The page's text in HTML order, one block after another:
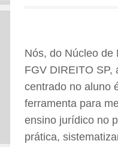
Nós, do Núcleo de
FGV DIREITO SP,
centrado no aluno
ferramenta para
ensino jurídico no
prática,